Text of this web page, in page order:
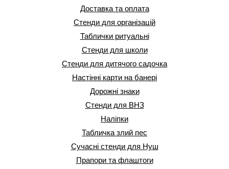
Доставка та оплата
Стенди для організацій
Таблички ритуальні
Стенди для школи
Стенди для дитячого садочка
Настінні карти на банері
Дорожні знаки
Стенди для ВНЗ
Наліпки
Табличка злий пес
Сучасні стенди для Нуш
Прапори та флаштоги